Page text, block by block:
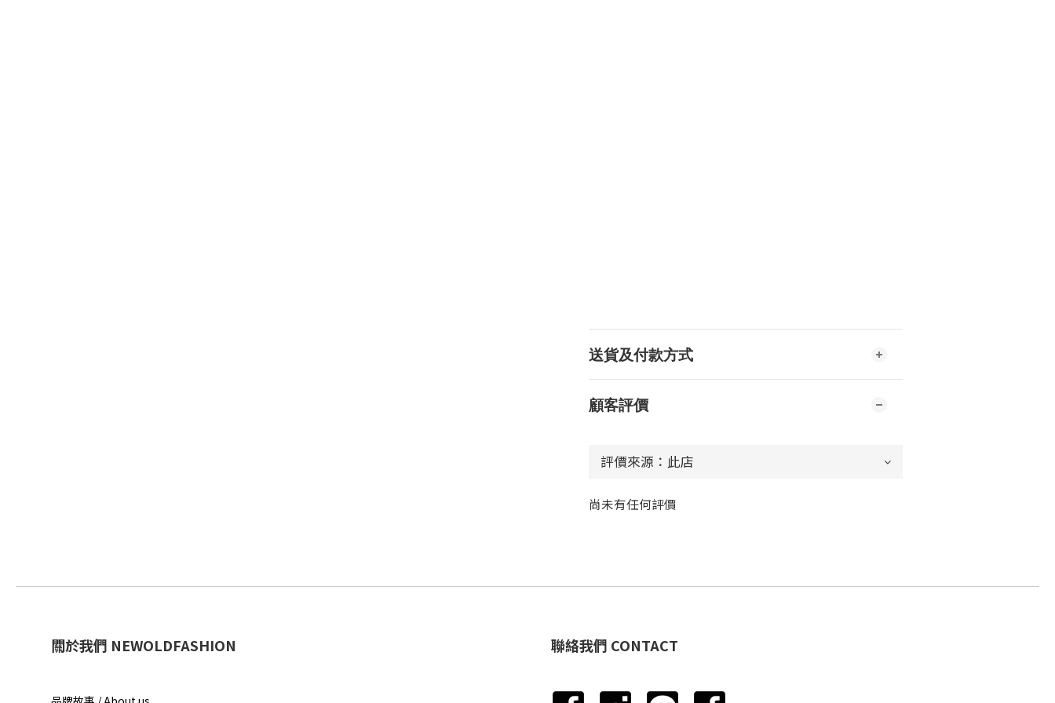
送貨及付款方式
顧客評價
尚未有任何評價
關於我們 NEWOLDFASHION 聯絡我們 CONTACT